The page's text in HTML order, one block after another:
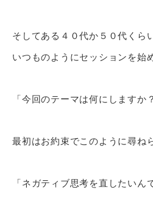
そしてある４０代か５０代くら
いつものようにセッションを始
「今回のテーマは何にしますか
最初はお約束でこのように尋ね
「ネガティブ思考を直したいん